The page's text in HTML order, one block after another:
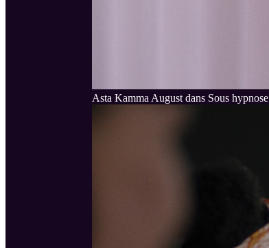
Asta Kamma August dans Sous hypnose